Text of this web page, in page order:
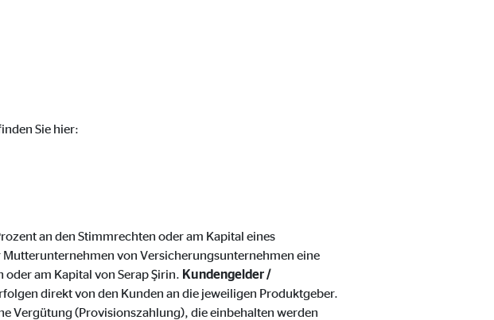
Sie hier:
an den Stimmrechten oder am Kapital eines
von Versicherungsunternehmen eine
am Kapital von Serap Şirin. Kundengelder /
direkt von den Kunden an die jeweiligen Produktgeber.
Vergütung (Provisionszahlung), die einbehalten werden
unsere Besucher unsere Website nutzen.